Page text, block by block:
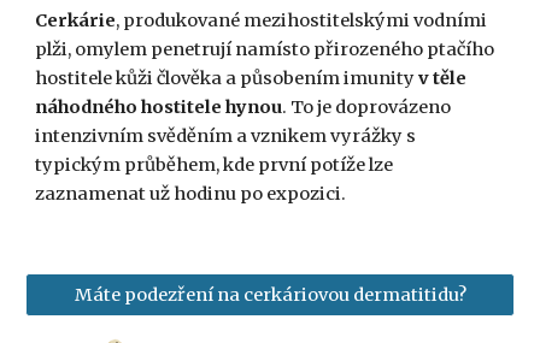
Cerkárie, produkované mezihostitelskými vodními
plži, omylem penetrují namísto přirozeného ptačího
hostitele kůži člověka a působením imunityv těle
náhodného hostitele hynou. To je doprovázeno
intenzivním svěděním a vznikem vyrážky s
typickým průběhem, kde první potíže lze
zaznamenat už hodinu po expozici.
Máte podezření na cerkáriovou dermatitidu?